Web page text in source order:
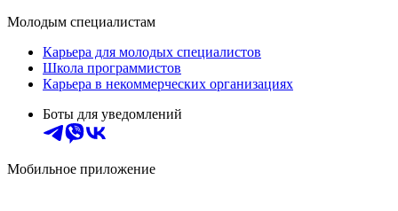
Молодым специалистам
Карьера для молодых специалистов
Школа программистов
Карьера в некоммерческих организациях
Боты для уведомлений
Мобильное приложение